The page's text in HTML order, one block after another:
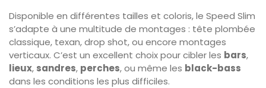
Disponible en différentes tailles et coloris, le Speed Slim
s’adapte à une multitude de montages : tête plombée
classique, texan, drop shot, ou encore montages
verticaux. C’est un excellent choix pour cibler les bars,
lieux, sandres, perches, ou même les black-bass
dans les conditions les plus difficiles.